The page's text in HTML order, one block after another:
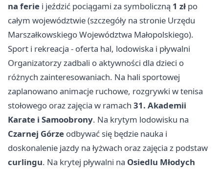
na ferie i jeździć pociągami za symboliczną 1 zł po
całym województwie (szczegóły na stronie Urzędu
Marszałkowskiego Województwa Małopolskiego).
Sport i rekreacja - oferta hal, lodowiska i pływalni
Organizatorzy zadbali o aktywności dla dzieci o
różnych zainteresowaniach. Na hali sportowej
zaplanowano animacje ruchowe, rozgrywki w tenisa
stołowego oraz zajęcia w ramach 31. Akademii
Karate i Samoobrony. Na krytym lodowisku na
Czarnej Górze odbywać się będzie nauka i
doskonalenie jazdy na łyżwach oraz zajęcia z podstaw
curlingu. Na krytej pływalni na Osiedlu Młodych